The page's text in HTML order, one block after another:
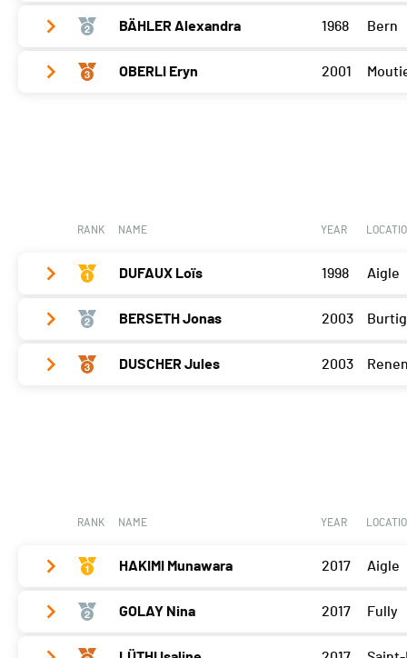
Vallorbe 90
Cossonay 87
BÄHLER Alexandra 1968 Bern
Vallorbe 97
OBERLI Eryn 2001
RANK NAME YEAR
DUFAUX Loïs 1998 Aigle
Vallorbe 100
Cossonay 100
BERSETH Jonas 2003
Vallorbe 87
DUSCHER Jules 2003
RANK NAME YEAR
HAKIMI Munawara 2017 Aigle
Vallorbe 95
Cossonay 90
GOLAY Nina 2017 Fully